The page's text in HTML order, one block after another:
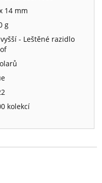
14 mm
g
- Leštěné razidlo
kolekcí